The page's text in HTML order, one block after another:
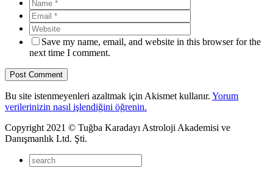
Save my name, email, and website in this browser for the
next time I comment.
Bu site istenmeyenleri azaltmak için Akismet kullanır. Yorum
verilerinizin nasıl işlendiğini öğrenin.
Copyright 2021 © Tuğba Karadayı Astroloji Akademisi ve
Danışmanlık Ltd. Şti.